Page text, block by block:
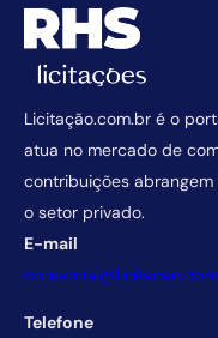
Licitação.com.br é o
atua no mercado de
contribuições
o setor privado.
E-mail
Telefone